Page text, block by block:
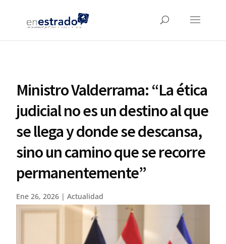
Ministro Valderrama: “La ética
judicial no es un destino al que
se llega y donde se descansa,
sino un camino que se recorre
permanentemente”
Ene 26, 2026 |Actualidad